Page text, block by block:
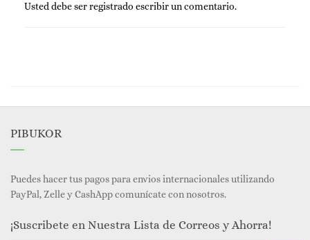
Usted debe serregistrado escribir un comentario.
PIBUKOR
Puedes hacer tus pagos para envios internacionales utilizando
PayPal, Zelle y CashApp comunícate con nosotros.
¡Suscribete en Nuestra Lista de Correos y Ahorra!